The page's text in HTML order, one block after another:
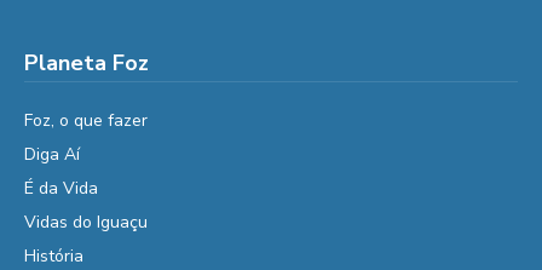
Planeta Foz
Foz, o que fazer
Diga Aí
É da Vida
Vidas do Iguaçu
História